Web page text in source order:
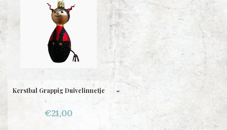
Kerstbal Grappig Duivelinnetje
€21,00